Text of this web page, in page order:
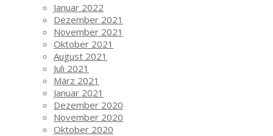
Januar 2022
Dezember 2021
November 2021
Oktober 2021
August 2021
Juli 2021
März 2021
Januar 2021
Dezember 2020
November 2020
Oktober 2020